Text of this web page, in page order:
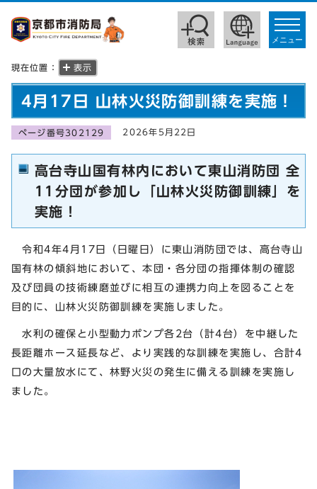
toggle
メニュー
現在位置： 表示
4月17日 山林火災防御訓練を実施！
ページ番号302129 2026年5月22日
高台寺山国有林内において東山消防団 全
11分団が参加し「山林火災防御訓練」を
実施！
令和4年4月17日（日曜日）に東山消防団では、高台寺山
国有林の傾斜地において、本団・各分団の指揮体制の確認
及び団員の技術練磨並びに相互の連携力向上を図ることを
目的に、山林火災防御訓練を実施しました。
水利の確保と小型動力ポンプ各2台（計4台）を中継した
長距離ホース延長など、より実践的な訓練を実施し、合計4
口の大量放水にて、林野火災の発生に備える訓練を実施し
ました。